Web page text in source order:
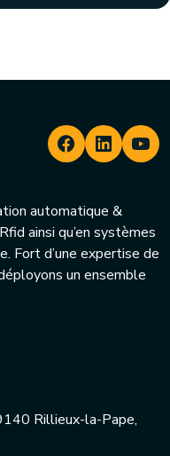
automatique &
ainsi qu’en systèmes
Fort d’une expertise de
un ensemble
Rillieux-la-Pape,